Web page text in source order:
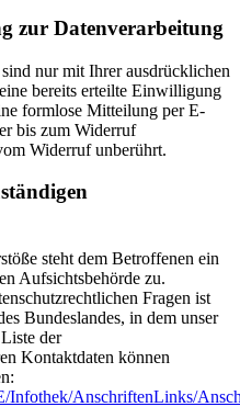
zur Datenverarbeitung
nur mit Ihrer ausdrücklichen
bereits erteilte Einwilligung
formlose Mitteilung per E‐
bis zum Widerruf
Widerruf unberührt.
steht dem Betroffenen ein
Aufsichtsbehörde zu.
Fragen ist
Bundeslandes, in dem unser
der
Kontaktdaten können
Infothek/AnschriftenLinks/